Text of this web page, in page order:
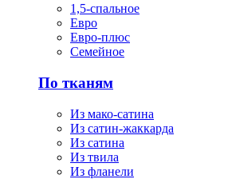
1,5-спальное
Евро
Евро-плюс
Семейное
По тканям
Из мако-сатина
Из сатин-жаккарда
Из сатина
Из твила
Из фланели